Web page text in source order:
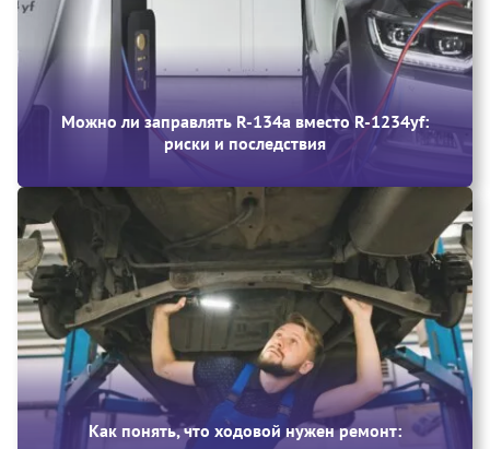
Можно ли заправлять R-134a вместо R-1234yf:
риски и последствия
Как понять, что ходовой нужен ремонт: